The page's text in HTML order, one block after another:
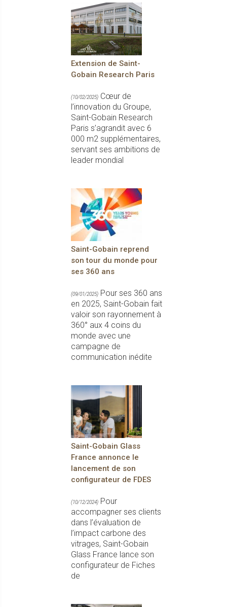
Extension de Saint-
Gobain Research Paris
(10/02/2025) Cœur de
l’innovation du Groupe,
Saint-Gobain Research
Paris s’agrandit avec 6
000 m2 supplémentaires,
servant ses ambitions de
leader mondial
Saint-Gobain reprend
son tour du monde pour
ses 360 ans
(09/01/2025) Pour ses 360 ans
en 2025, Saint-Gobain fait
valoir son rayonnement à
360° aux 4 coins du
monde avec une
campagne de
communication inédite
Saint-Gobain Glass
France annonce le
lancement de son
configurateur de FDES
(10/12/2024) Pour
accompagner ses clients
dans l’évaluation de
l’impact carbone des
vitrages, Saint-Gobain
Glass France lance son
configurateur de Fiches
de